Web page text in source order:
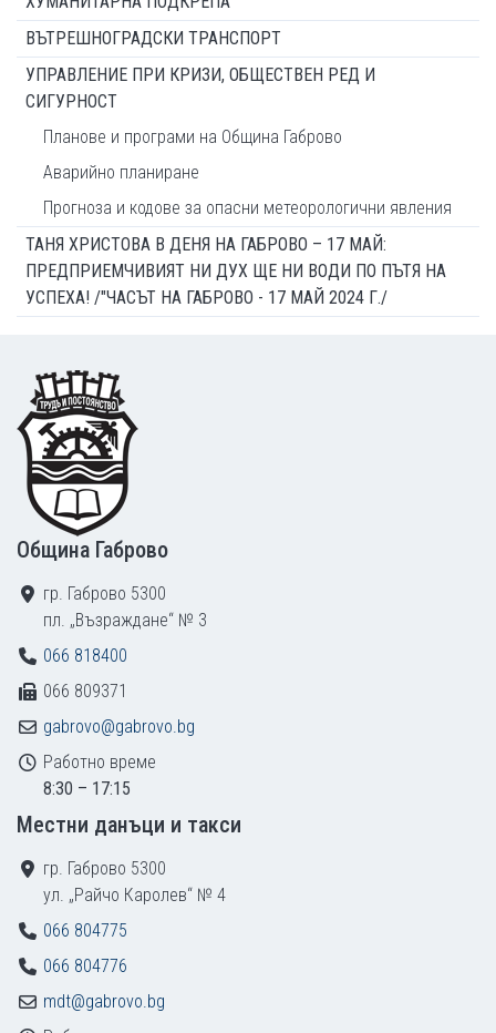
ВЪТРЕШНОГРАДСКИ ТРАНСПОРТ
УПРАВЛЕНИЕ ПРИ КРИЗИ, ОБЩЕСТВЕН РЕД И
СИГУРНОСТ
Планове и програми на Община Габрово
Аварийно планиране
Прогноза и кодове за опасни метеорологични явления
ТАНЯ ХРИСТОВА В ДЕНЯ НА ГАБРОВО – 17 МАЙ:
ПРЕДПРИЕМЧИВИЯТ НИ ДУХ ЩЕ НИ ВОДИ ПО ПЪТЯ НА
УСПЕХА! /"ЧАСЪТ НА ГАБРОВО - 17 МАЙ 2024 Г./
Footer
Община Габрово
гр. Габрово 5300
пл. „Възраждане“ № 3
066 818400
066 809371
gabrovo@gabrovo.bg
Работно време
8:30 – 17:15
Местни данъци и такси
гр. Габрово 5300
ул. „Райчо Каролев“ № 4
066 804775
066 804776
mdt@gabrovo.bg